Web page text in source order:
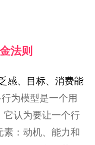
法则
感、目标、消费能
为模型是一个用
它认为要让一个行
素：动机、能力和